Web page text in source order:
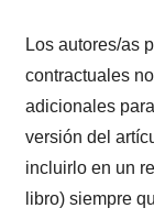
Los autores/as
contractuales
adicionales
versión del
incluirlo en un
libro) siempre